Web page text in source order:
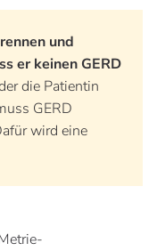
und
er keinen GERD
die Patientin
GERD
wird eine